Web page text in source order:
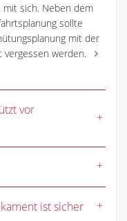
sich. Neben dem
sollte
mit der
vergessen werden.
vor
ist sicher